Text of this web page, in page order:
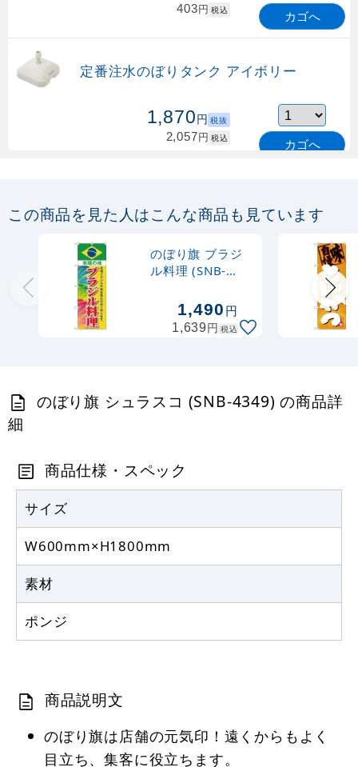
403円 税込 カゴへ
定番注水のぼりタンク アイボリー
1,870円 税抜
2,057円 税込 カゴへ
1.6～3m 伸縮式 緑 (30537GRN)
売り切れ中
購入不可
定番のぼり竿 オリジナルのぼりポール
1.6～3m 伸縮式 水色 (30537SBL)
367円 税抜
注水型マルチのぼりスタンド 20L
カゴへ
この商品を見た人はこんな商品も見ています
のぼり旗 ブラジ
ル料理 (SNB-
1,490円
1,639円 税込
のぼり旗 シュラスコ (SNB-4349) の商品詳
細
商品仕様・スペック
サイズ
W600mm×H1800mm
素材
ポンジ
商品説明文
のぼり旗は店舗の元気印！遠くからもよく
目立ち、集客に役立ちます。